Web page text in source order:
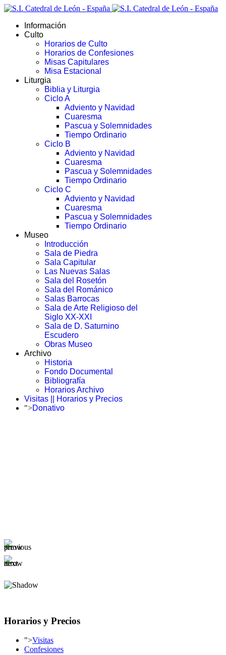
Información
Culto
Horarios de Culto
Horarios de Confesiones
Misas Capitulares
Misa Estacional
Liturgia
Biblia y Liturgia
Ciclo A
Adviento y Navidad
Cuaresma
Pascua y Solemnidades
Tiempo Ordinario
Ciclo B
Adviento y Navidad
Cuaresma
Pascua y Solemnidades
Tiempo Ordinario
Ciclo C
Adviento y Navidad
Cuaresma
Pascua y Solemnidades
Tiempo Ordinario
Museo
Introducción
Sala de Piedra
Sala Capitular
Las Nuevas Salas
Sala del Rosetón
Sala del Románico
Salas Barrocas
Sala de Arte Religioso del
Siglo XX-XXI
Sala de D. Saturnino
Escudero
Obras Museo
Archivo
Historia
Fondo Documental
Bibliografía
Horarios Archivo
Visitas || Horarios y Precios
">Donativo
Horarios y Precios
">Visitas
Confesiones